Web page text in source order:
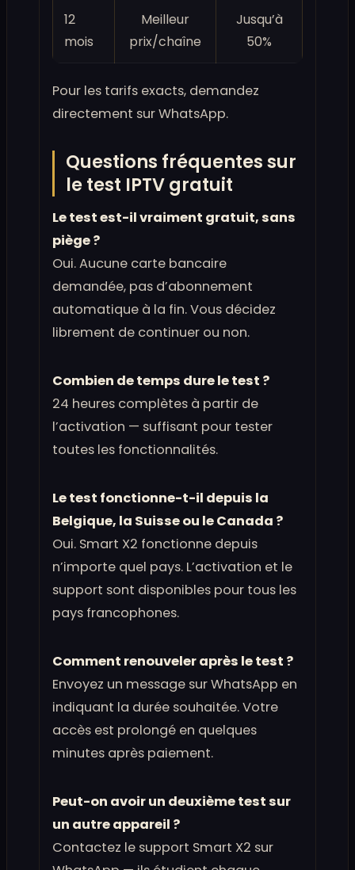
12
mois
Meilleur
prix/chaîne
Jusqu’à
50%
Pour les tarifs exacts, demandez
directement sur WhatsApp.
Questions fréquentes sur
le test IPTV gratuit
Le test est-il vraiment gratuit, sans
piège ?
Oui. Aucune carte bancaire
demandée, pas d’abonnement
automatique à la fin. Vous décidez
librement de continuer ou non.
Combien de temps dure le test ?
24 heures complètes à partir de
l’activation — suffisant pour tester
toutes les fonctionnalités.
Le test fonctionne-t-il depuis la
Belgique, la Suisse ou le Canada ?
Oui. Smart X2 fonctionne depuis
n’importe quel pays. L’activation et le
support sont disponibles pour tous les
pays francophones.
Comment renouveler après le test ?
Envoyez un message sur WhatsApp en
indiquant la durée souhaitée. Votre
accès est prolongé en quelques
minutes après paiement.
Peut-on avoir un deuxième test sur
un autre appareil ?
Contactez le support Smart X2 sur